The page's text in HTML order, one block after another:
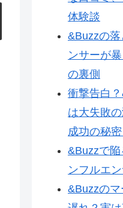
体験談
&Buzzの
ンサーが
の裏側
衝撃告白
は大失敗
成功の秘密
&Buzzで
ンフルエ
&Buzzの